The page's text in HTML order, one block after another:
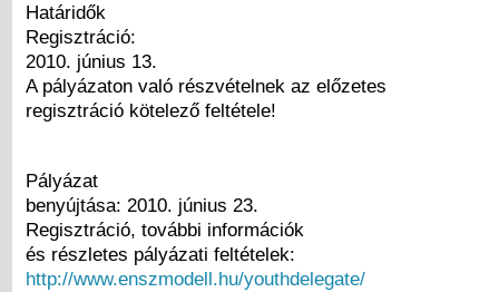
Határidők
Regisztráció:
2010. június 13.
A pályázaton való részvételnek az előzetes
regisztráció kötelező feltétele!
Pályázat
benyújtása: 2010. június 23.
Regisztráció, további információk
és részletes pályázati feltételek:
http://www.enszmodell.hu/youthdelegate/